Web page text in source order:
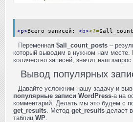
<p>Всего записей: <b><?=
Переменная $all_count_posts –
который выводим в нужном нам месте.
количество записей, значит наш запрос
Вывод популярных
Давайте усложним нашу задачу и
популярные записи WordPress-а на
комментарий. Делать мы это будем с
get_results . Метод get_results делает
таблиц WP